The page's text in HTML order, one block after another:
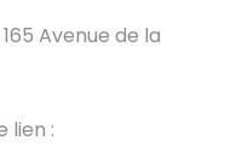
Avenue de la
lien :